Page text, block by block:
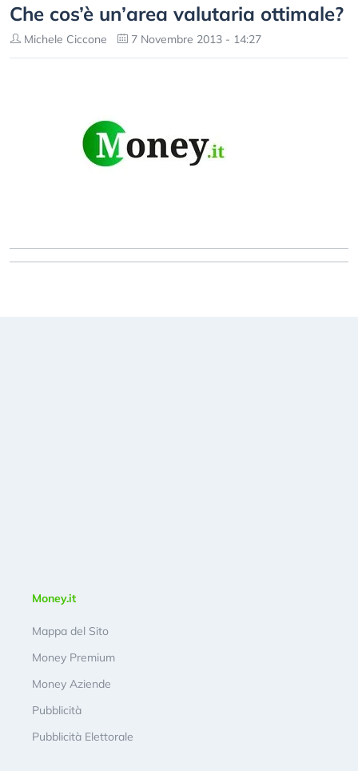
Che cos’è un’area valutaria ottimale?
Michele Ciccone 7 Novembre 2013 - 14:27
Money.it
Mappa del Sito
Money Premium
Money Aziende
Pubblicità
Pubblicità Elettorale